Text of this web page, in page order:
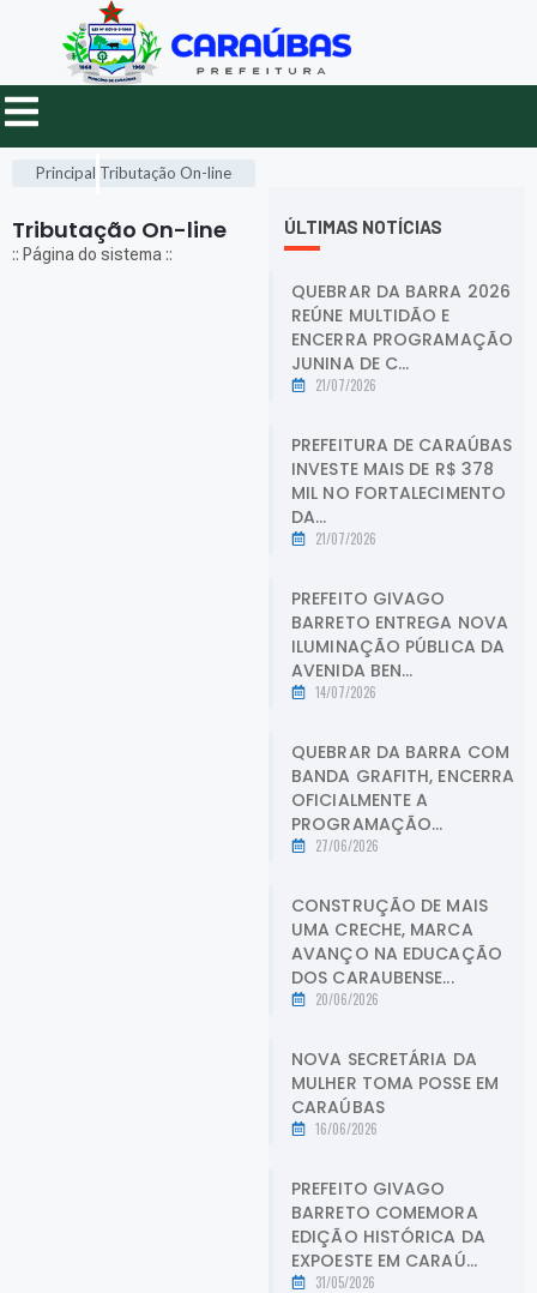
Principal Tributação On-line
Tributação On-line
:: Página do sistema ::
ÚLTIMAS NOTÍCIAS
QUEBRAR DA BARRA 2026
REÚNE MULTIDÃO E
ENCERRA PROGRAMAÇÃO
JUNINA DE C...
21/07/2026
PREFEITURA DE CARAÚBAS
INVESTE MAIS DE R$ 378
MIL NO FORTALECIMENTO
DA...
21/07/2026
PREFEITO GIVAGO
BARRETO ENTREGA NOVA
ILUMINAÇÃO PÚBLICA DA
AVENIDA BEN...
14/07/2026
QUEBRAR DA BARRA COM
BANDA GRAFITH, ENCERRA
OFICIALMENTE A
PROGRAMAÇÃO...
27/06/2026
CONSTRUÇÃO DE MAIS
UMA CRECHE, MARCA
AVANÇO NA EDUCAÇÃO
DOS CARAUBENSE...
20/06/2026
NOVA SECRETÁRIA DA
MULHER TOMA POSSE EM
CARAÚBAS
16/06/2026
PREFEITO GIVAGO
BARRETO COMEMORA
EDIÇÃO HISTÓRICA DA
EXPOESTE EM CARAÚ...
31/05/2026